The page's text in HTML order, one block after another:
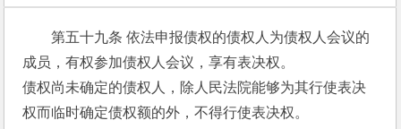
第五十九条 依法申报债权的债权人为债权人会议的
成员，有权参加债权人会议，享有表决权。
债权尚未确定的债权人，除人民法院能够为其行使表决
权而临时确定债权额的外，不得行使表决权。